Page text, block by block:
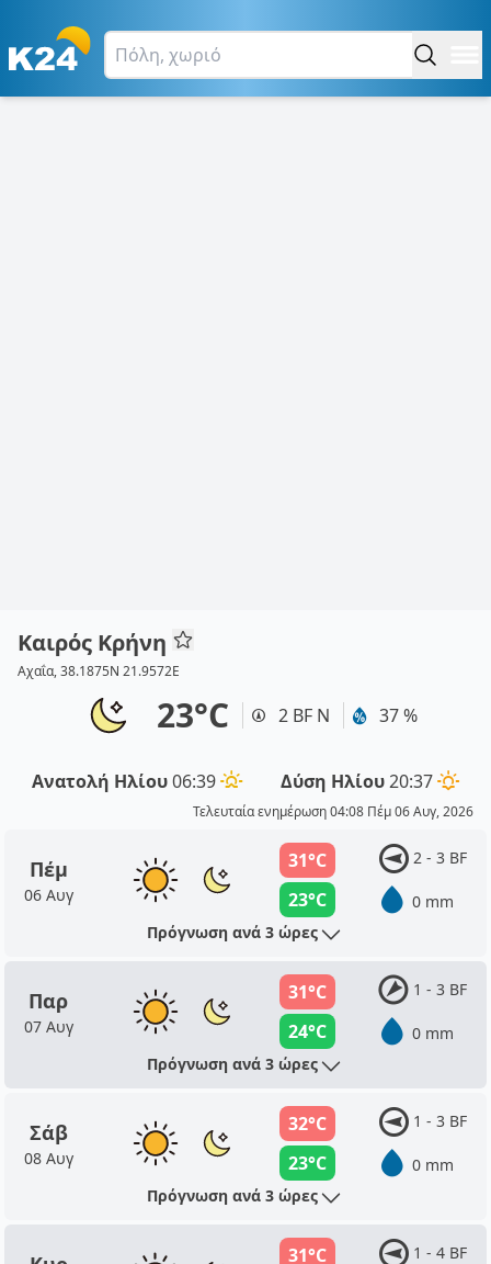
Καιρός Κρήνη
Αχαΐα, 38.1875N 21.9572E
23°C 2 BF Ν 37 %
Ανατολή Ηλίου06:39 Δύση Ηλίου20:37
Τελευταία ενημέρωση 04:08 Πέμ 06 Αυγ, 2026
Πέμ
06 Αυγ
31°C
23°C
2 - 3 BF
0 mm
Πρόγνωση ανά 3 ώρες
Παρ
07 Αυγ
31°C
24°C
1 - 3 BF
0 mm
Πρόγνωση ανά 3 ώρες
Σάβ
08 Αυγ
32°C
23°C
1 - 3 BF
0 mm
Πρόγνωση ανά 3 ώρες
31°C
1 - 4 BF